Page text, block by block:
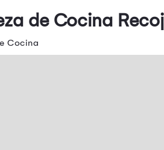
de Cocina
Cocina